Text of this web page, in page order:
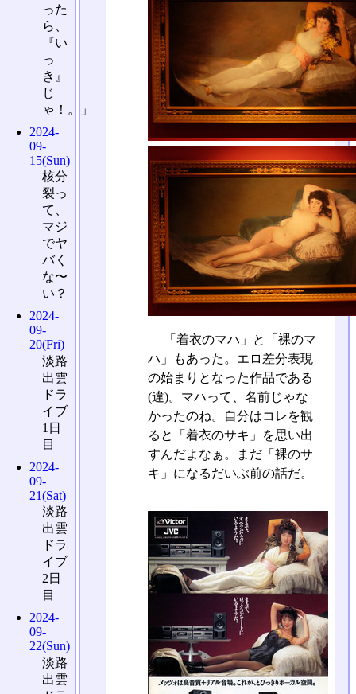
「着衣のマハ」と「裸のマ
ハ」もあった。エロ差分表現
の始まりとなった作品である
(違)。マハって、名前じゃな
かったのね。自分はコレを観
ると「着衣のサキ」を思い出
すんだよなぁ。まだ「裸のサ
キ」になるだいぶ前の話だ。
った
ら、
『い
っ
き』
じ
ゃ！。」
2024-
09-
15(Sun)
核分
裂っ
て、
マジ
でヤ
バく
な〜
い？
2024-
09-
20(Fri)
淡路
出雲
ドラ
イブ
1日
目
2024-
09-
21(Sat)
淡路
出雲
ドラ
イブ
2日
目
2024-
09-
22(Sun)
淡路
出雲